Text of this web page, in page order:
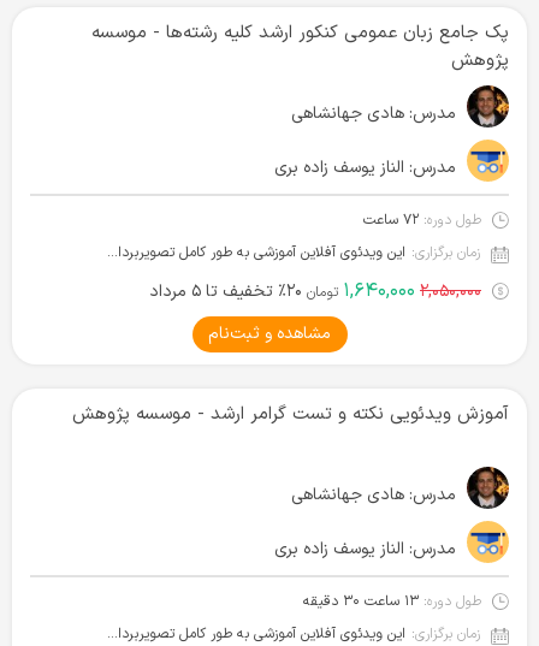
پک جامع زبان عمومی کنکور ارشد کلیه رشته‌ها - موسسه
پژوهش
مدرس: هادی جهانشاهی
مدرس: الناز یوسف زاده بری
طول دوره: ۷۲ ساعت
زمان برگزاری:
این ویدئوی آفلاین آموزشی به طور کامل تصویربرداری شده و آماده دانلود است.
۲,۰۵۰,۰۰۰ ۱,۶۴۰,۰۰۰ تومان ۲۰٪ تخفیف تا ۵ مرداد
مشاهده و ثبت‌نام
آموزش ویدئویی نکته و تست گرامر ارشد - موسسه پژوهش
مدرس: هادی جهانشاهی
مدرس: الناز یوسف زاده بری
طول دوره: ۱۳ ساعت ۳۰ دقیقه
زمان برگزاری:
این ویدئوی آفلاین آموزشی به طور کامل تصویربرداری شده و آماده دانلود است.